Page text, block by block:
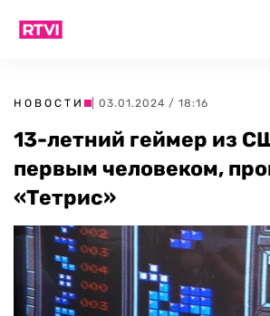
НОВОСТИ | 03.01.2024 / 18:16
13-летний геймер из
первым человеком,
«Тетрис»